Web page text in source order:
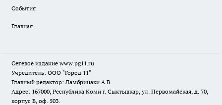
События
Главная
Сетевое издание www.pg11.ru
Учредитель: ООО "Город 11"
Главный редактор: Ламбринаки А.В.
Адрес: 167000, Республика Коми г. Сыктывкар, ул. Первомайская, д. 70,
корпус Б, оф. 503.